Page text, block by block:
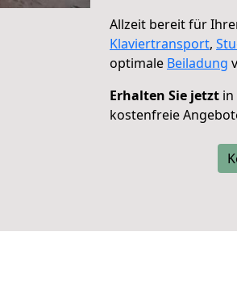
Allzeit bereit für
Klaviertransport,
optimale Beiladung
Erhalten Sie jetzt
kostenfreie